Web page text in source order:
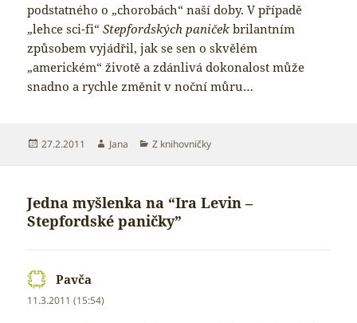
podstatného o „chorobách“ naší doby. V případě
„lehce sci-fi“Stepfordských paniček brilantním
způsobem vyjádřil, jak se sen o skvělém
„americkém“ životě a zdánlivá dokonalost může
snadno a rychle změnit v noční můru…
Publikováno:
27.2.2011 Autor:
Jana Rubriky:
Z knihovničky
Jedna myšlenka na “Ira Levin –
Stepfordské paničky”
Pavča
11.3.2011 (15:54)